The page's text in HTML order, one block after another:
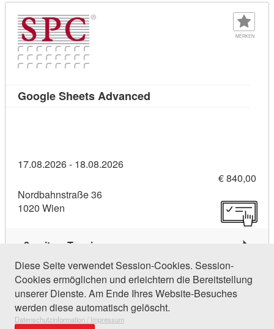
MERKEN
Google Sheets Advanced
17.08.2026 - 18.08.2026
€ 840,00
Nordbahnstraße 36
1020 Wien
2 weitere Termine
221 Einträge gefunden (1 von 11)
Diese Seite verwendet Session-Cookies. Session-
Cookies ermöglichen und erleichtern die Bereitstellung
unserer Dienste. Am Ende Ihres Website-Besuches
werden diese automatisch gelöscht.
Datenschutzinformation / Impressum